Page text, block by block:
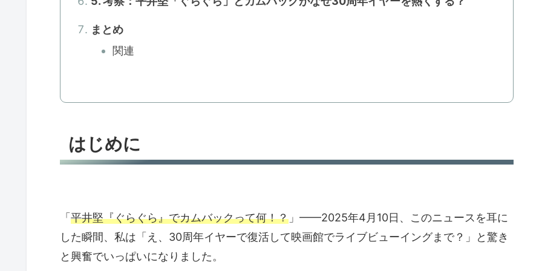
まとめ
関連
はじめに
「 平井堅『ぐらぐら』でカムバックって何！？ 」——2025年4月10日、このニュースを耳に
した瞬間、私は「え、30周年イヤーで復活して映画館でライブビューイングまで？」と驚き
と興奮でいっぱいになりました。